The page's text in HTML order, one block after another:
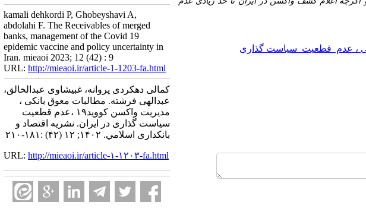
kamali dehkordi P, Ghobeyshavi A,
abdolahi F. The Receivables of merged
banks, management of the Covid 19
epidemic vaccine and policy uncertainty in
Iran. mieaoi 2023; 12 (42) : 9
URL: http://mieaoi.ir/article-1-1203-fa.html
کمالی دهکردی پروانه، غبیشاوی عبدالخالق،
عبدالهی فرشته. مطالبات معوق بانکی ،
مدیریت واکسن کووید۱۹ ،عدم قطعیت
سیاست گذاری در ایران. نشریه اقتصاد و
بانکداری اسلامي. ۱۴۰۲; ۱۲ (۴۲) :۱۸۱-۲۱۰
URL: http://mieaoi.ir/article-۱-۱۲۰۳-fa.html